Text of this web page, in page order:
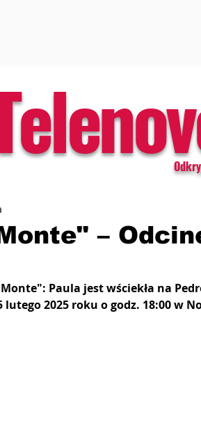
–
Paula jest wściekła na
2025 roku o godz. 18:00 w